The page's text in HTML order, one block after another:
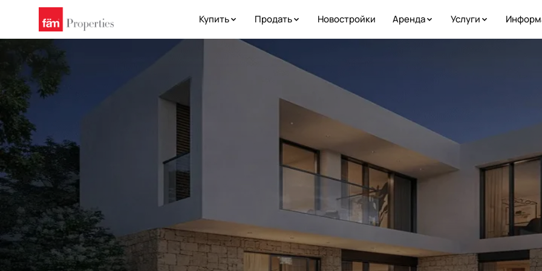
Купить Продать Новостройки Аренда Услуги